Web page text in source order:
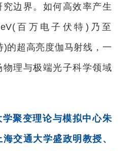
边界。如何高效率产生
百万电子伏特)乃至
)的超高亮度伽马射线，一
物理与极端光子科学领域
聚变理论与模拟中心朱
交通大学盛政明教授、